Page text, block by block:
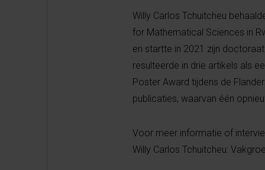
Willy Carlos Tchuitcheu
for Mathematical Sciences in
en startte in 2021 zijn
resulteerde in drie artikels als
Poster Award tijdens de
publicaties, waarvan één
Voor meer informatie of
Willy Carlos Tchuitcheu: